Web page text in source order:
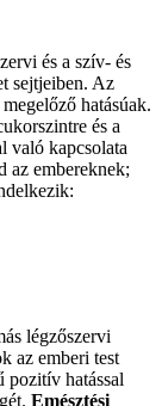
és a szív- és
sejtjeiben. Az
hatásúak.
és a
való kapcsolata
az embereknek;
légzőszervi
az emberi test
pozitív hatással
Emésztési